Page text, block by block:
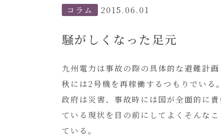
コラム 2015.06.01
騒がしくなった足元
九州電力は事故の際の具体的な避難計
秋には2号機を再稼働するつもりでいる。
政府は災害、事故時には国が全面的に
ている現状を目の前にしてよくそんな
ている。